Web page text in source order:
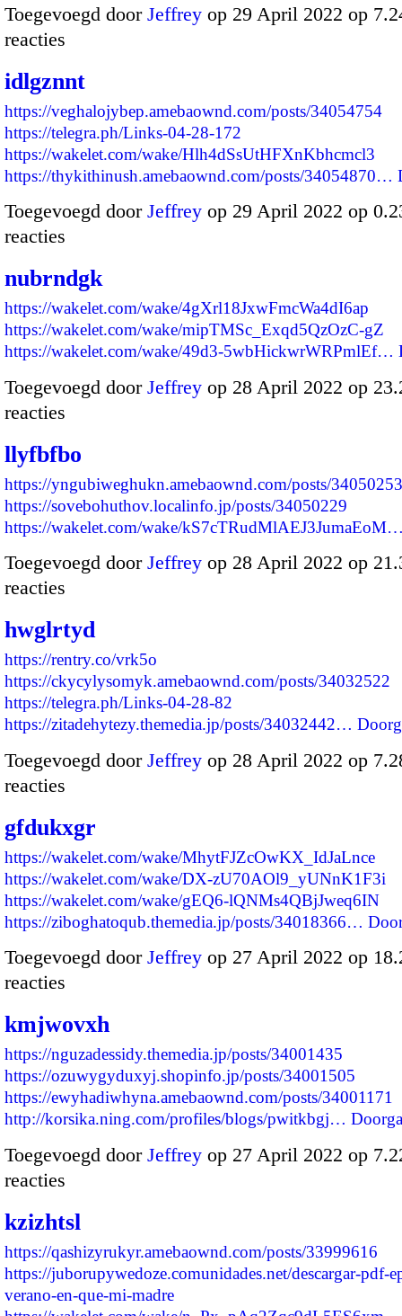
Toegevoegd door Jeffrey op 29 April 2022 op
reacties
idlgznnt
https://veghalojybep.amebaownd.com/posts/34054754
https://telegra.ph/Links-04-28-172
https://wakelet.com/wake/Hlh4dSsUtHFXnKbhcmcl3
https://thykithinush.amebaownd.com/posts/34054870…
Toegevoegd door Jeffrey op 29 April 2022 op
reacties
nubrndgk
https://wakelet.com/wake/4gXrl18JxwFmcWa4dI6ap
https://wakelet.com/wake/mipTMSc_Exqd5QzOzC-gZ
https://wakelet.com/wake/49d3-5wbHickwrWRPmlEf…
Toegevoegd door Jeffrey op 28 April 2022 op
reacties
llyfbfbo
https://yngubiweghukn.amebaownd.com/posts/34050253
https://sovebohuthov.localinfo.jp/posts/34050229
https://wakelet.com/wake/
Toegevoegd door Jeffrey op 28 April 2022 op
reacties
hwglrtyd
https://rentry.co/vrk5o
https://ckycylysomyk.amebaownd.com/posts/34032522
https://telegra.ph/Links-04-28-82
https://zitadehytezy.themedia.jp/posts/34032442…
Toegevoegd door Jeffrey op 28 April 2022 op
reacties
gfdukxgr
https://wakelet.com/wake/MhytFJZcOwKX_IdJaLnce
https://wakelet.com/wake/DX-zU70AOl9_yUNnK1F3i
https://wakelet.com/wake/gEQ6-lQNMs4QBjJweq6IN
https://ziboghatoqub.themedia.jp/posts/34018366…
Toegevoegd door Jeffrey op 27 April 2022 op
reacties
kmjwovxh
https://nguzadessidy.themedia.jp/posts/34001435
https://ozuwygyduxyj.shopinfo.jp/posts/34001505
https://ewyhadiwhyna.amebaownd.com/posts/34001171
http://korsika.ning.com/profiles/blogs/pwitkbgj…
Toegevoegd door Jeffrey op 27 April 2022 op
reacties
kzizhtsl
https://qashizyrukyr.amebaownd.com/posts/33999616
https://juborupywedoze.comunidades.net/descargar-pdf-
verano-en-que-mi-madre